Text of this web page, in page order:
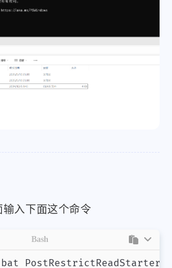
输入下面这个命令
Bash